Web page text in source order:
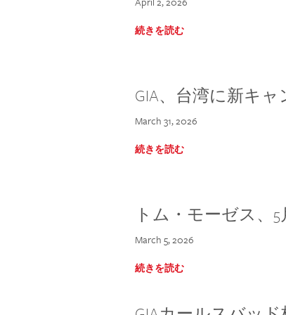
続きを読む
GIA、台湾に新キ
March 31, 2026
続きを読む
トム・モーゼス、
March 5, 2026
続きを読む